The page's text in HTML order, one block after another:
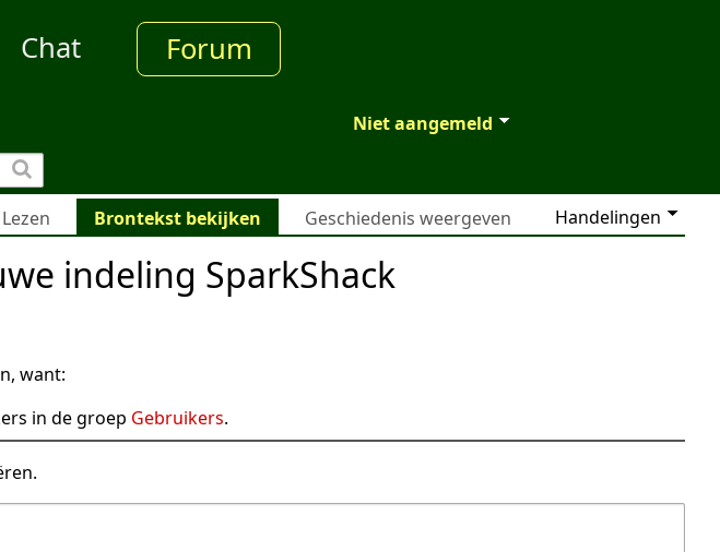
Chat Forum
Niet aangemeld
Handelingen
Lezen Brontekst bekijken Geschiedenis weergeven
indeling SparkShack
want:
in de groep Gebruikers.